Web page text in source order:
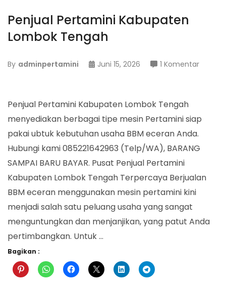
Penjual Pertamini Kabupaten
Lombok Tengah
By adminpertamini Juni 15, 2026 1 Komentarpada
Penjual Pertamini Kabupaten Lombok Tengah
menyediakan berbagai tipe mesin Pertamini siap
pakai ubtuk kebutuhan usaha BBM eceran Anda.
Hubungi kami 085221642963 (Telp/WA), BARANG
SAMPAI BARU BAYAR. Pusat Penjual Pertamini
Kabupaten Lombok Tengah Terpercaya Berjualan
BBM eceran menggunakan mesin pertamini kini
menjadi salah satu peluang usaha yang sangat
menguntungkan dan menjanjikan, yang patut Anda
pertimbangkan. Untuk …
Bagikan :